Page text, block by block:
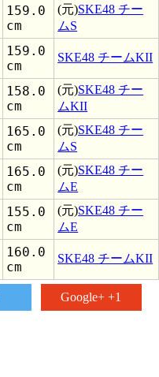
159.0
cm
(元)SKE48 チー
ムS
159.0
cm
SKE48 チームKII
158.0
cm
(元)SKE48 チー
ムKII
165.0
cm
(元)SKE48 チー
ムS
165.0
cm
(元)SKE48 チー
ムE
155.0
cm
(元)SKE48 チー
ムE
160.0
cm
SKE48 チームKII
Google+ +1